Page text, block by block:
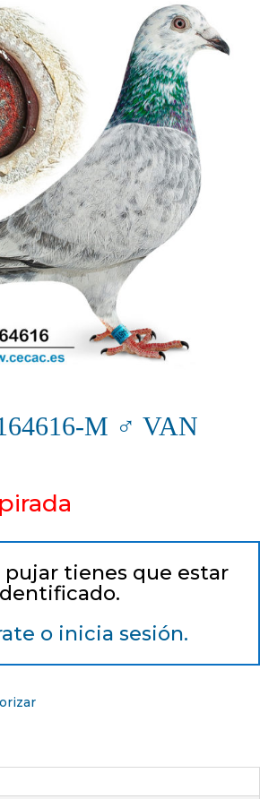
M ♂ VAN
pujar tienes que estar
o inicia sesión.